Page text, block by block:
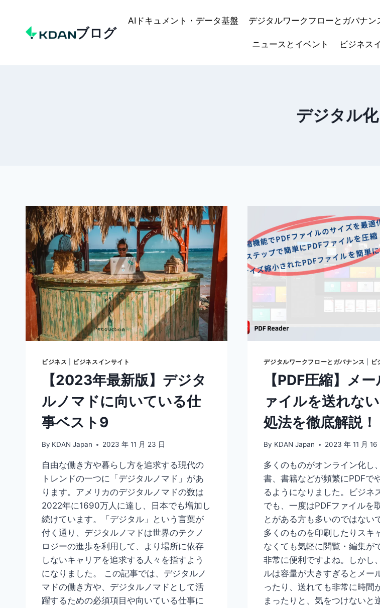
content
ブログ
AIドキュメント・データ基盤 デジタルワークフローとガバナン
ニュースとイベント ビジネス
デジタル化
ビジネス ビジネスインサイト
【2023年最新版】デジタ
ルノマドに向いている仕
事ベスト9
By KDAN Japan 2023 年 11 月 23 日
自由な働き方や暮らし方を追求する現代の
トレンドの一つに「デジタルノマド」があ
ります。アメリカのデジタルノマドの数は
2022年に1690万人に達し、日本でも増加し
続けています。「デジタル」という言葉が
付く通り、デジタルノマドは世界のテクノ
ロジーの進歩を利用して、より場所に依存
しないキャリアを追求する人々を指すよう
になりました。 この記事では、デジタルノ
マドの働き方や、デジタルノマドとして活
躍するための必須項目や向いている仕事に
デジタルワークフローとガバナンス ビ
【PDF圧縮】メ
ァイルを送れな
処法を徹底解説！
By KDAN Japan 2023 年 11 月 16
多くのものがオンライン化し
書、書籍などが頻繁にPDFで
るようになりました。ビジネ
でも、一度はPDFファイルを
とがある方も多いのではない
多くのものを印刷したりスキ
なくても気軽に閲覧・編集が
非常に便利ですよね。しかし
ルは容量が大きすぎるとメー
ったり、送れても非常に時間
まったりと、気をつけないと